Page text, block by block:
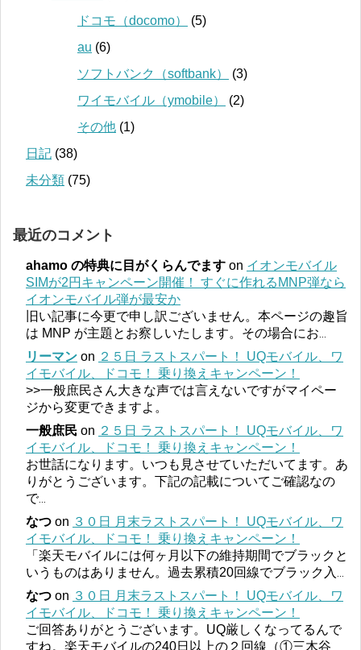
ドコモ（docomo）
(5)
au (6)
ソフトバンク（softbank）
(3)
ワイモバイル（ymobile）
(2)
その他 (1)
日記 (38)
未分類 (75)
最近のコメント
ahamo の特典に目がくらんでます on イオンモバイル
SIMが2円キャンペーン開催！ すぐに作れるMNP弾なら
イオンモバイル弾が最安か
旧い記事に今更で申し訳ございません。本ページの趣旨
は MNP が主題とお察しいたします。その場合にお
リーマン on ２５日 ラストスパート！ UQモバイル、ワ
イモバイル、ドコモ！ 乗り換えキャンペーン！
>>一般庶民さん大きな声では言えないですがマイペー
ジから変更できますよ。
一般庶民 on ２５日 ラストスパート！ UQモバイル、ワ
イモバイル、ドコモ！ 乗り換えキャンペーン！
お世話になります。いつも見させていただいてます。あ
りがとうございます。下記の記載についてご確認なの
で...
なつ on ３０日 月末ラストスパート！ UQモバイル、ワ
イモバイル、ドコモ！ 乗り換えキャンペーン！
「楽天モバイルには何ヶ月以下の維持期間でブラックと
いうものはありません。過去累積20回線でブラック入
なつ on ３０日 月末ラストスパート！ UQモバイル、ワ
イモバイル、ドコモ！ 乗り換えキャンペーン！
ご回答ありがとうございます。UQ厳しくなってるんで
すね。楽天モバイルの240日以上の２回線（①三木谷